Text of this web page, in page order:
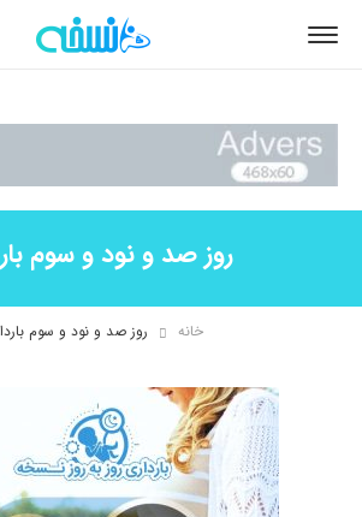
روز صد و نود و سوم
خانه روز صد و نود و سوم